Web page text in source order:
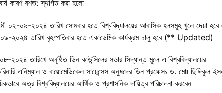
কারণ বশত: স্থগিত করা হলো
০২-০৯-২০২৪ তারিখ সোমবার হতে বিশ্ববিদ্যালয়ের আবাসিক হলসমূহ খুলে দেয়া হবে
২০২৪ তারিখ বৃহস্পতিবার হতে একাডেমিক কার্যক্রম চালু হবে (** Updated)
২০২৪ তারিখে অনুষ্ঠিত ডিন কাউন্সিলের সভার সিদ্ধান্ত মূলে এ বিশ্ববিদ্যালয়ের
এনিম্যাল ও বায়োমেডিকেল সায়েন্সেস অনুষদের ডিন প্রফেসর ড. মোঃ ছিদ্দিকুল
অত্র বিশ্ববিদ্যালয়ের আর্থিক ও প্রশাসনিক দায়িত্ব পরিচালনা করবেন